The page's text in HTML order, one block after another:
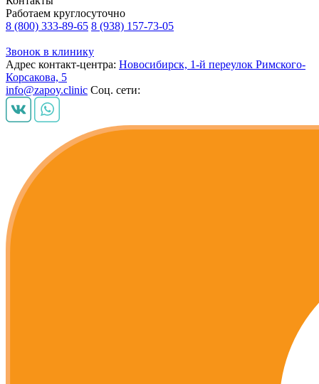
Работаем круглосуточно
8 (800) 333-89-65 8 (938) 157-73-05
Звонок в клинику
Адрес контакт-центра: Новосибирск, 1-й переулок Римского-
Корсакова, 5
info@zapoy.clinic Соц. сети: